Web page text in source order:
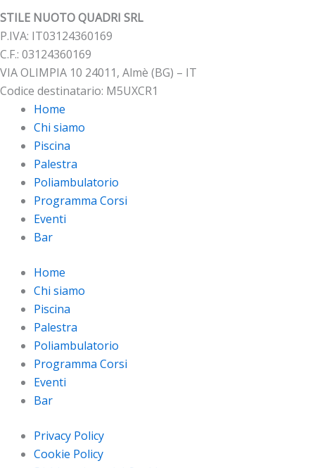
STILE NUOTO QUADRI SRL
P.IVA: IT03124360169
C.F.: 03124360169
VIA OLIMPIA 10 24011, Almè (BG) – IT
Codice destinatario: M5UXCR1
Home
Chi siamo
Piscina
Palestra
Poliambulatorio
Programma Corsi
Eventi
Bar
Home
Chi siamo
Piscina
Palestra
Poliambulatorio
Programma Corsi
Eventi
Bar
Privacy Policy
Cookie Policy